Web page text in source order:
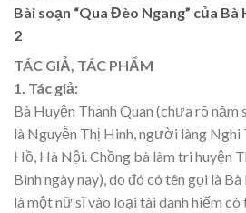
Bài soạn “Qua Đèo Ngang” của
2
TÁC GIẢ, TÁC PHẨM
1. Tác giả:
Bà Huyện Thanh Quan (chưa rõ năm
là Nguyễn Thị Hinh, người làng Nghi
Hồ, Hà Nội. Chồng bà làm tri huyện
Bình ngày nay), do đó có tên gọi là
là một nữ sĩ vào loại tài danh hiếm